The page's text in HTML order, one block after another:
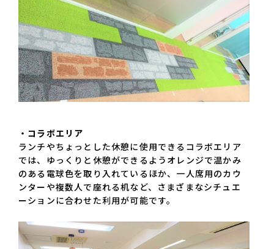
・コラボエリア
ランチやちょっとした休憩に使用できるコラボエリア
では、ゆっくりと休憩ができるようオレンジで温かみ
のある電球色を取り入れているほか、一人席用のカウ
ンターや複数人で座れる机など、さまざまなシチュエ
ーションに合わせた利用が可能です。